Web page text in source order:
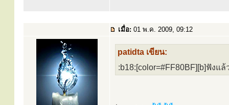
เมื่อ: 01 พ.ค. 2009, 09:12
patidta เขียน:
:b18:[color=#FF80BF][b]ฟังแ